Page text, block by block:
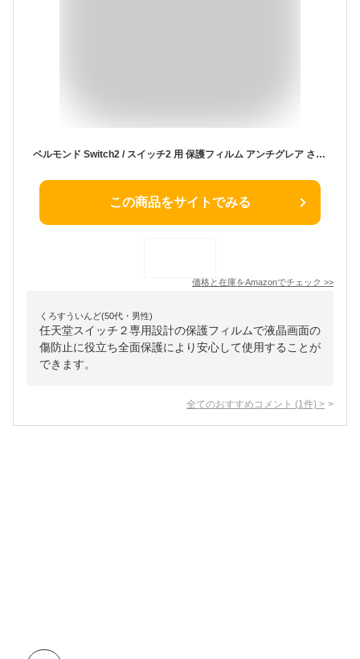
ベルモンド Switch2 / スイッチ2 用 保護フィルム アンチグレア さらさら 指紋防止 【2枚セット+簡単ガイド枠付き】ガラスフィルム | 全面保護 ピッタリサイズ 硬度 10H 貼りやすい ガイド付き ギフト プレゼント | モンスターフィルム B1512
この商品をサイトでみる
価格と在庫をAmazonでチェック >>
くろすういんど(50代・男性)
任天堂スイッチ２専用設計の保護フィルムで液晶画面の
傷防止に役立ち全面保護により安心して使用することが
できます。
全てのおすすめコメント (1 件) >